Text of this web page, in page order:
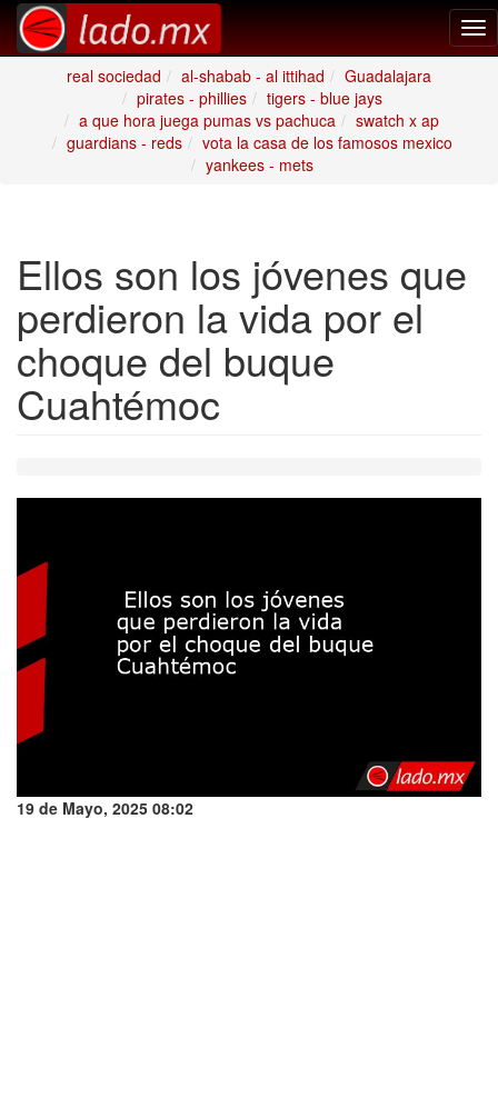
real sociedad
al-shabab - al ittihad
Guadalajara
pirates - phillies
tigers - blue jays
a que hora juega pumas vs pachuca
swatch x ap
guardians - reds
vota la casa de los famosos mexico
yankees - mets
Ellos son los jóvenes que
perdieron la vida por el
choque del buque
Cuahtémoc
19 de Mayo, 2025 08:02